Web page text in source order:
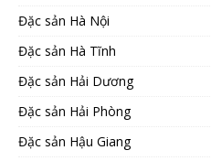
Đặc sản Hà Nội
Đặc sản Hà Tĩnh
Đặc sản Hải Dương
Đặc sản Hải Phòng
Đặc sản Hậu Giang